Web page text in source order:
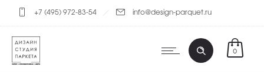
+7 (495) 972-83-54 info@design-parquet.ru
0